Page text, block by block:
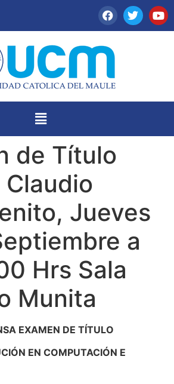
de Título
Claudio
Jueves
a
Hrs Sala
Munita
EXAMEN DE TÍTULO
EN COMPUTACIÓN E